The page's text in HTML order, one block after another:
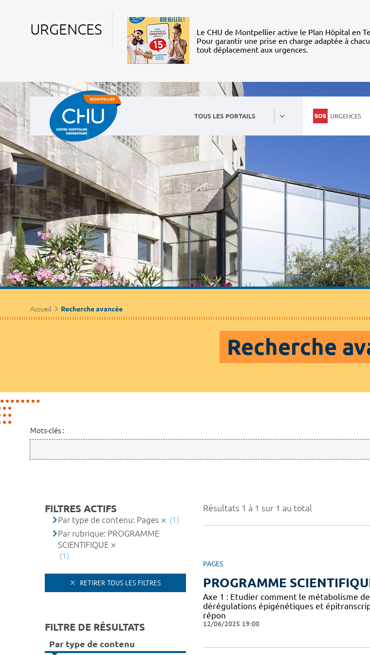
URGENCES
Le CHU de Montpellier active le Plan Hôpital en
Pour garantir une prise en charge adaptée à
tout déplacement aux urgences.
TOUS LES PORTAILS URGENCES
Accueil Recherche avancée
Recherche
Mots-clés :
Résultats 1 à 1 sur 1 au total
PAGES
PROGRAMME
Axe 1 : Etudier comment le métabolisme
dérégulations épigénétiques et
répon
12/06/2025 19:00
FILTRES ACTIFS
Par type de contenu: Pages
(1)
Par rubrique: PROGRAMME
SCIENTIFIQUE
(1)
RETIRER TOUS LES FILTRES
FILTRE DE RÉSULTATS
Par type de contenu